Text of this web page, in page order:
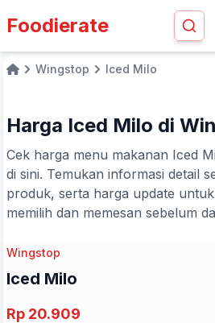
Foodierate
HomeWingstop Iced Milo
Harga Iced Milo di
Cek harga menu makanan Iced
di sini. Temukan informasi detail
produk, serta harga update
memilih dan memesan sebelum
Wingstop
Iced Milo
Rp 20.909